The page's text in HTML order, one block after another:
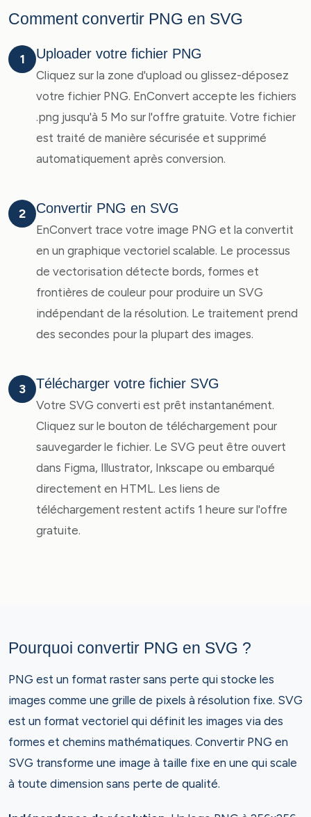
Comment convertir PNG en SVG
1 Uploader votre fichier PNG
Cliquez sur la zone d'upload ou glissez-déposez
votre fichier PNG. EnConvert accepte les fichiers
.png jusqu'à 5 Mo sur l'offre gratuite. Votre fichier
est traité de manière sécurisée et supprimé
automatiquement après conversion.
2 Convertir PNG en SVG
EnConvert trace votre image PNG et la convertit
en un graphique vectoriel scalable. Le processus
de vectorisation détecte bords, formes et
frontières de couleur pour produire un SVG
indépendant de la résolution. Le traitement prend
des secondes pour la plupart des images.
3 Télécharger votre fichier SVG
Votre SVG converti est prêt instantanément.
Cliquez sur le bouton de téléchargement pour
sauvegarder le fichier. Le SVG peut être ouvert
dans Figma, Illustrator, Inkscape ou embarqué
directement en HTML. Les liens de
téléchargement restent actifs 1 heure sur l'offre
gratuite.
Pourquoi convertir PNG en SVG ?
PNG est un format raster sans perte qui stocke les
images comme une grille de pixels à résolution fixe. SVG
est un format vectoriel qui définit les images via des
formes et chemins mathématiques. Convertir PNG en
SVG transforme une image à taille fixe en une qui scale
à toute dimension sans perte de qualité.